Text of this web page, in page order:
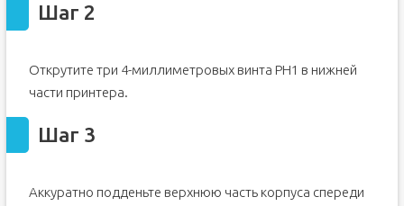
Шаг 2
Открутите три 4-миллиметровых винта PH1 в нижней
части принтера.
Шаг 3
Аккуратно подденьте верхнюю часть корпуса спереди